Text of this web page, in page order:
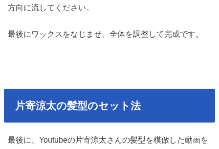
方向に流してください。
最後にワックスをなじませ、全体を調整して完成です。
片寄涼太の髪型のセット法
最後に、Youtubeの片寄涼太さんの髪型を模倣した動画を